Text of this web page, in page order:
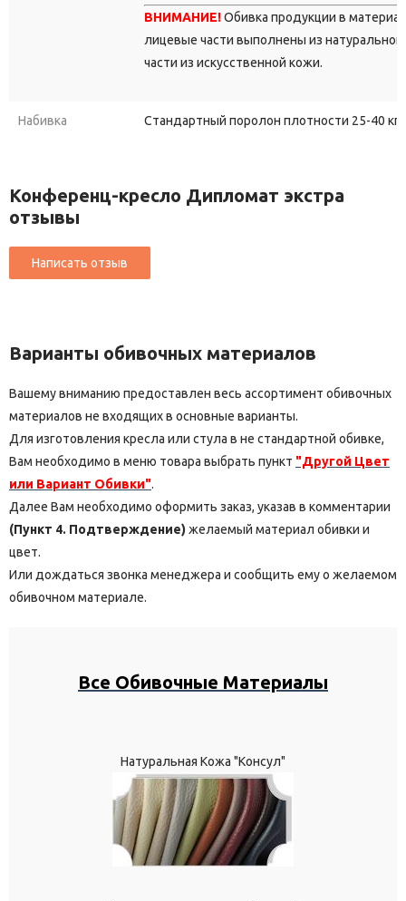
ВНИМАНИЕ!Обивка продукции в
лицевые части выполнены из
части из искусственной кожи.
Набивка Стандартный поролон плотности 25-40
Конференц-кресло Дипломат экстра
отзывы
Варианты обивочных материалов
Вашему вниманию предоставлен весь ассортимент обивочных
материалов не входящих в основные варианты.
Для изготовления кресла или стула в не стандартной обивке,
Вам необходимо в меню товара выбрать пункт "Другой Цвет
или Вариант Обивки".
Далее Вам необходимо оформить заказ, указав в комментарии
(Пункт 4. Подтверждение) желаемый материал обивки и
цвет.
Или дождаться звонка менеджера и сообщить ему о желаемом
обивочном материале.
Все Обивочные Материалы
Натуральная Кожа "Консул"